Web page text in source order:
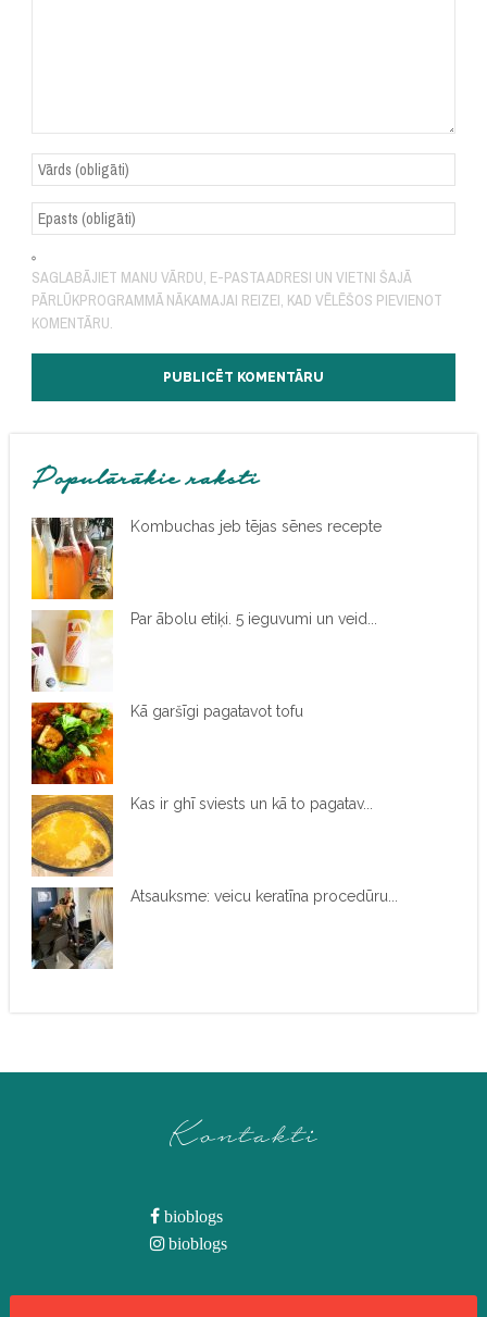
SAGLABĀJIET MANU VĀRDU, E-PASTA ADRESI UN VIETNI ŠAJĀ
PĀRLŪKPROGRAMMĀ NĀKAMAJAI REIZEI, KAD VĒLĒŠOS PIEVIENOT
KOMENTĀRU.
Populārākie raksti
Kombuchas jeb tējas sēnes recepte
Par ābolu etiķi. 5 ieguvumi un veid...
Kā garšīgi pagatavot tofu
Kas ir ghī sviests un kā to pagatav...
Atsauksme: veicu keratīna procedūru...
Kontakti
bioblogs
bioblogs